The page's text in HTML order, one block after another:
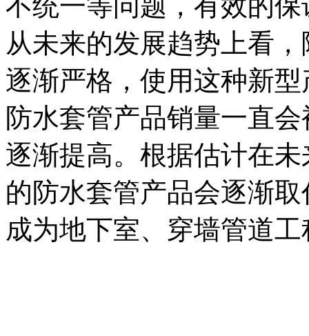
从未来的发展趋势上看
逐渐严格，使用这种新
防水套管产品销量一直
逐渐提高。根据估计在
的防水套管产品会逐渐
成为地下室、穿墙管道